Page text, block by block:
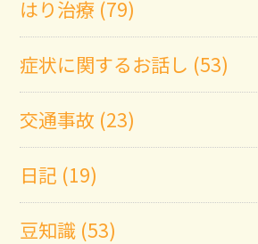
はり治療 (79)
症状に関するお話し (53)
交通事故 (23)
日記 (19)
豆知識 (53)